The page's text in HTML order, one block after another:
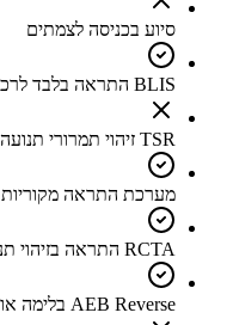
סיוע בכניסה לצמתים
BLIS התראה בלבד לרכב בשטח מת
TSR זיהוי תמרורי תנועה
מערכת התראה מקוריות
RCTA התראה בזיהוי תנועה חוצה מאחור
AEB Reverse בלימה אוטונומית בנסיעה לאחור